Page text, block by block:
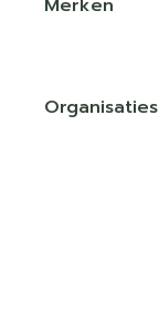
Merken
Organisaties